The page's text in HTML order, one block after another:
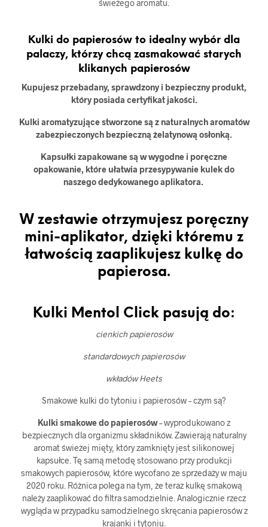
świeżego aromatu.
Kulki do papierosów to idealny wybór dla
palaczy, którzy chcą zasmakować starych
klikanych papierosów
Kupujesz przebadany, sprawdzony i bezpieczny produkt,
który posiada certyfikat jakości.
Kulki aromatyzujące stworzone są z naturalnych aromatów
zabezpieczonych bezpieczną żelatynową osłonką.
Kapsułki zapakowane są w wygodne i poręczne
opakowanie, które ułatwia przesypywanie kulek do
naszego dedykowanego aplikatora.
W zestawie otrzymujesz poręczny
mini-aplikator, dzięki któremu z
łatwością zaaplikujesz kulkę do
papierosa.
Kulki Mentol Click pasują do:
cienkich papierosów
standardowych papierosów
wkładów Heets
Smakowe kulki do tytoniu i papierosów – czym są?
Kulki smakowe do papierosów– wyprodukowano z
bezpiecznych dla organizmu składników. Zawierają naturalny
aromat świeżej mięty, który zamknięty jest silikonowej
kapsułce. Tę samą metodę stosowano przy produkcji
smakowych papierosów, które wycofano ze sprzedaży w maju
2020 roku. Różnica polega na tym, że teraz kulkę smakową
należy zaaplikować do filtra samodzielnie. Analogicznie rzecz
wygląda w przypadku samodzielnego skręcania papierosów z
krajanki i tytoniu.